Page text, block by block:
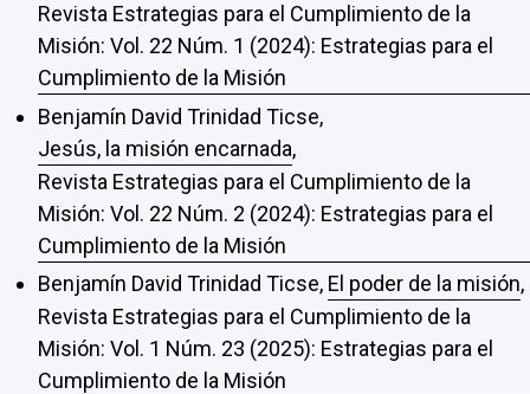
Revista Estrategias para el Cumplimiento de la
Misión: Vol. 22 Núm. 1 (2024): Estrategias para el
Cumplimiento de la Misión
Benjamín David Trinidad Ticse,
Jesús, la misión encarnada,
Revista Estrategias para el Cumplimiento de la
Misión: Vol. 22 Núm. 2 (2024): Estrategias para el
Cumplimiento de la Misión
Benjamín David Trinidad Ticse, El poder de la misión,
Revista Estrategias para el Cumplimiento de la
Misión: Vol. 1 Núm. 23 (2025): Estrategias para el
Cumplimiento de la Misión